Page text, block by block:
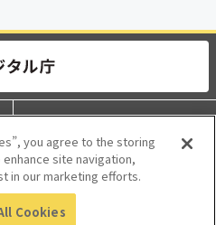
個人情報保護
アクセシビリティ
of Japan.
you agree to the storing
site navigation,
in our marketing efforts.
Cookies